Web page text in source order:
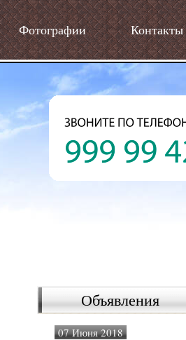
Фотографии Контакты
Объявления
07 Июня 2018